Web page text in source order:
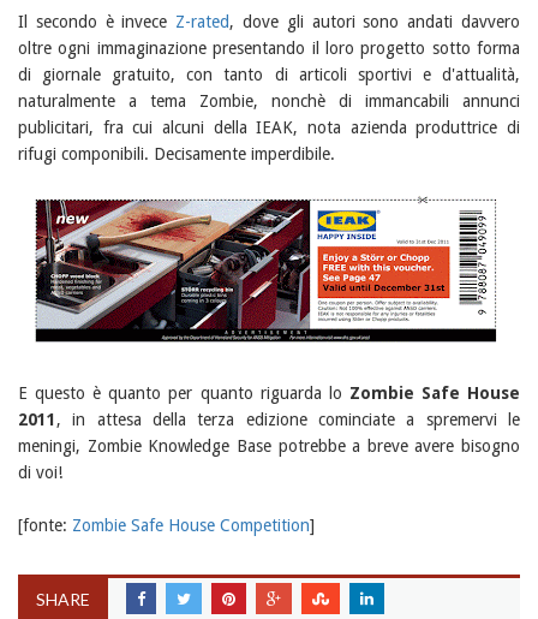
Il secondo è invece Z-rated, dove gli autori sono andati davvero
oltre ogni immaginazione presentando il loro progetto sotto forma
di giornale gratuito, con tanto di articoli sportivi e d'attualità,
naturalmente a tema Zombie, nonchè di immancabili annunci
publicitari, fra cui alcuni della IEAK, nota azienda produttrice di
rifugi componibili. Decisamente imperdibile.
E questo è quanto per quanto riguarda lo Zombie Safe House
2011, in attesa della terza edizione cominciate a spremervi le
meningi, Zombie Knowledge Base potrebbe a breve avere bisogno
di voi!
[fonte: Zombie Safe House Competition]
SHARE